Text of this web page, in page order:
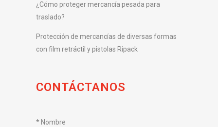
¿Cómo proteger mercancía pesada para
traslado?
Protección de mercancías de diversas formas
con film retráctil y pistolas Ripack
CONTÁCTANOS
* Nombre